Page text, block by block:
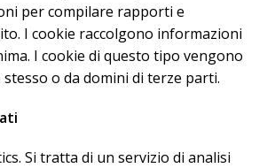
per compilare rapporti e
I cookie raccolgono informazioni
I cookie di questo tipo vengono
o da domini di terze parti.
Si tratta di un servizio di analisi